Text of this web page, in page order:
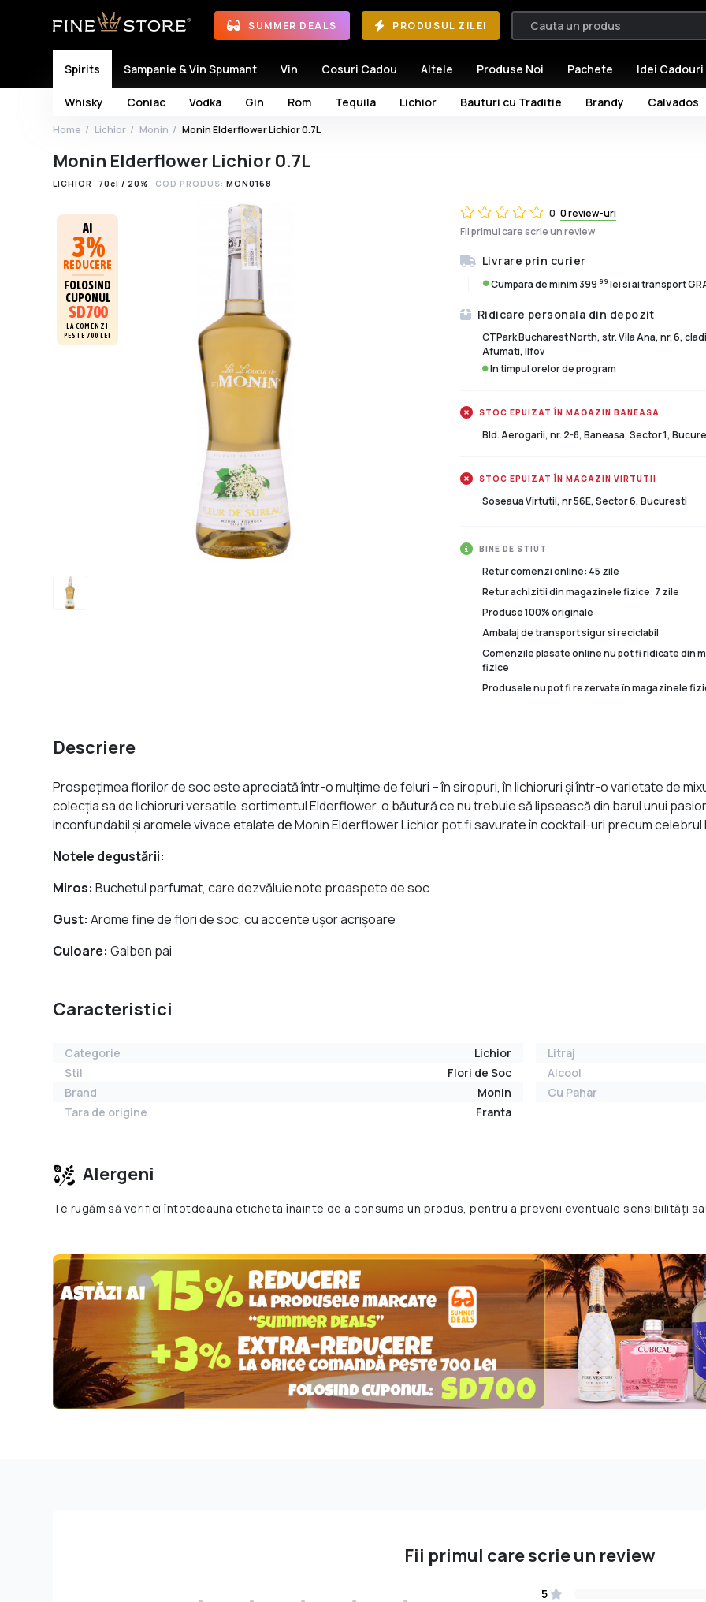
SUMMER DEALS PRODUSUL ZILEI
Spirits
Whisky Coniac Vodka Gin Rom Tequila Lichior Bauturi cu Traditie Brandy Calvados
Sampanie & Vin Spumant Vin Cosuri Cadou Altele Produse Noi Pachete Idei Cadouri
Home Lichior Monin Monin Elderflower Lichior 0.7L
Monin Elderflower Lichior 0.7L
LICHIOR 70cl / 20% COD PRODUS: MON0168
AI
3%
REDUCERE
FOLOSIND
CUPONUL
SD700
LA COMENZI
PESTE 700 LEI
0 0 review-uri
Fii primul care scrie un review
Livrare prin curier
Cumpara de minim 399 99 lei si ai transport
Ridicare personala din depozit
CTPark Bucharest North, str. Vila Ana, nr. 6,
Afumati, Ilfov
In timpul orelor de program
STOC EPUIZAT ÎN MAGAZIN BANEASA
Bld. Aerogarii, nr. 2-8, Baneasa, Sector 1,
STOC EPUIZAT ÎN MAGAZIN VIRTUTII
Soseaua Virtutii, nr 56E, Sector 6, Bucuresti
BINE DE STIUT
Retur comenzi online: 45 zile
Retur achizitii din magazinele fizice: 7 zile
Produse 100% originale
Ambalaj de transport sigur si reciclabil
Comenzile plasate online nu pot fi ridicate din
fizice
Produsele nu pot fi rezervate în magazinele
Descriere
Prospețimea florilor de soc este apreciată într-o mulțime de feluri – în siropuri, în lichioruri şi într-o varietate de
colecția sa de lichioruri versatile sortimentul Elderflower, o băutură ce nu trebuie să lipsească din barul unui
inconfundabil și aromele vivace etalate de Monin Elderflower Lichior pot fi savurate în cocktail-uri precum
Notele degustării:
Miros: Buchetul parfumat, care dezvăluie note proaspete de soc
Gust: Arome fine de flori de soc, cu accente ușor acrișoare
Culoare:Galben pai
Caracteristici
Categorie
Lichior
Stil
Flori de Soc
Brand
Monin
Tara de origine
Franta
Litraj
Alcool
Cu Pahar
Alergeni
Te rugăm să verifici întotdeauna eticheta înainte de a consuma un produs, pentru a preveni eventuale sensibilități
Fii primul care scrie un review
5